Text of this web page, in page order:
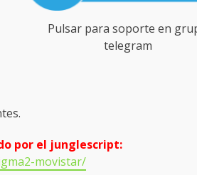
Pulsar para soporte en
telegram
por el junglescript:
movistar/